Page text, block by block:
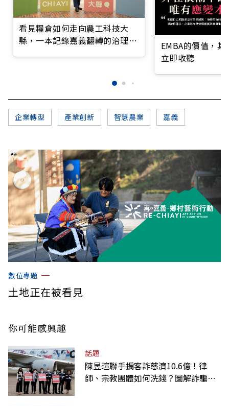
看見糧倉如何走向農工科技大
縣，一本記錄嘉義翻轉的治理實
EMBA的價值，
立即收聽
企業轉型 產業創新 智慧農業 嘉義
數位專題
土地正在被看見
你可能感興趣
話題
陳昱瑄聯手掮客詐慈濟10.6億！律
師、宗教團體如何洗錢？圖解詐騙關